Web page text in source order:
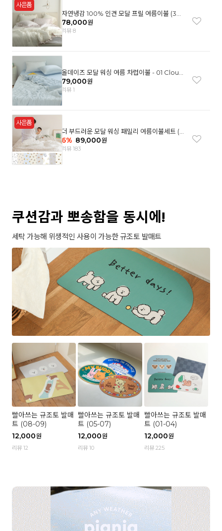
자연냉감 100% 인견 모달 프릴 여름이불 (3컬
러)
78,000원
리뷰 8
올데이즈 모달 워싱 여름 차렵이불 - 01 Cloud
garden(SS)
79,000원
리뷰 1
더 부드러운 모달 워싱 패밀리 여름이불세트 (8
컬러)
6% 89,000원
리뷰 183
쿠션감과 뽀송함을 동시에!
세탁 가능해 위생적인 사용이 가능한 규조토 발매트
빨아쓰는 규조토 발매
트 (08-09)
12,000원
리뷰 12
빨아쓰는 규조토 발매
트 (05-07)
12,000원
리뷰 10
빨아쓰는 규조토 발매
트 (01-04)
12,000원
리뷰 225